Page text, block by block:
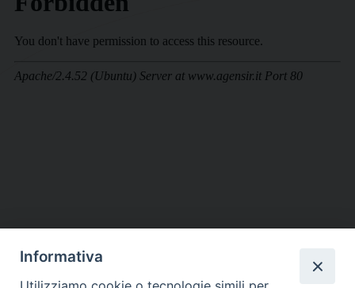
DIOCESI SUBURBICARIA DI ALBANO
Informativa